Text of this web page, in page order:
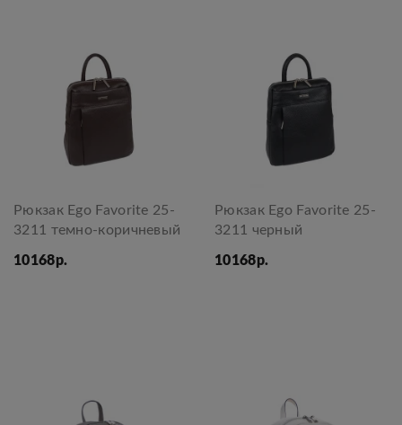
Рюкзак Ego Favorite 25-
3211 темно-коричневый
10168р.
Рюкзак Ego Favorite 25-
3211 черный
10168р.